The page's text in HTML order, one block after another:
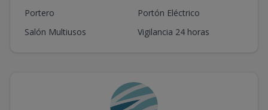
Portero
Portón Eléctrico
Salón Multiusos
Vigilancia 24 horas